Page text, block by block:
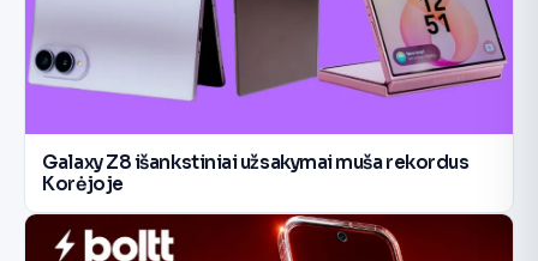
Galaxy Z8 išankstiniai užsakymai muša rekordus
Korėjoje